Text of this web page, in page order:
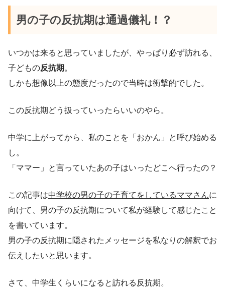
男の子の反抗期は通過儀礼！？
いつかは来ると思っていましたが、やっぱり必ず訪れる、
子どもの反抗期。
しかも想像以上の態度だったので当時は衝撃的でした。
この反抗期どう扱っていったらいいのやら。
中学に上がってから、私のことを「おかん」と呼び始める
し。
「ママー」と言っていたあの子はいったどこへ行ったの？
この記事は中学校の男の子の子育てをしているママさんに
向けて、男の子の反抗期について私が経験して感じたこと
を書いています。
男の子の反抗期に隠されたメッセージを私なりの解釈でお
伝えしたいと思います。
さて、中学生くらいになると訪れる反抗期。